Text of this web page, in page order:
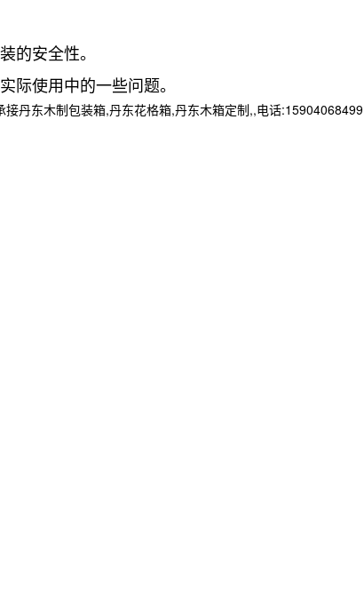
安全性。
使用中的一些问题。
丹东木制包装箱,丹东花格箱,丹东木箱定制,,电话:15904068499